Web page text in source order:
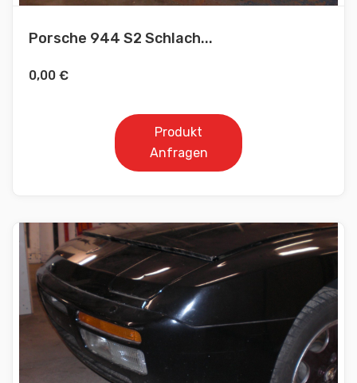
Porsche 944 S2 Schlach...
0,00 €
Produkt
Anfragen